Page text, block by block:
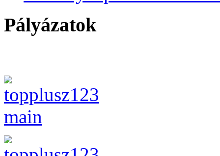
Pályázatok